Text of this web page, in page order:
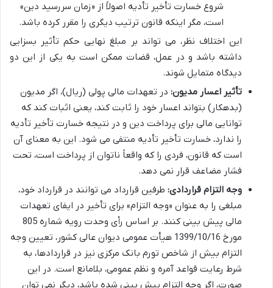
شروع خسارت تأخیر تأدیه اصولاً از «زمان سررسید دین»
است، مگر اینکه قانون ترتیب دیگری را مقرر کرده باشد.
این اختلاف نظر، می تواند بر مبلغ نهایی حکم تأثیر بسزایی
داشته باشد و در عمل، قضات ممکن است به یکی از این دو
دیدگاه متمایل شوند.
تأثیر اعسار مدیون: در تعهدات مالی پولی (ریال)، اگر مدیون
(بدهکار) بتواند اعسار خود را ثابت کند، یعنی اثبات کند که
توانایی مالی برای پرداخت دین و در نتیجه خسارت تأخیر تأدیه
را ندارد، خسارت تأخیر تأدیه منتفی می شود. این به معنای آن
است که قانون، فردی را که واقعاً ناتوان از پرداخت است، تحت
فشار مضاعف قرار نمی دهد.
وجه التزام قراردادی: طرفین قرارداد می توانند در قرارداد خود،
مبلغی را به عنوان «وجه التزام» برای تأخیر در ایفای تعهدات
مالی پیش بینی کنند. بر اساس رأی وحدت رویه شماره 805
مورخ 1399/10/16 هیأت عمومی دیوان عالی کشور، تعیین وجه
التزام بیش از شاخص تورم بانک مرکزی نیز در قراردادها، به
شرط رعایت قواعد آمره و نظم عمومی، بلامانع است. در این
صورت، اگر وجه التزام پیش بینی شده باشد، دیگر نمی توان